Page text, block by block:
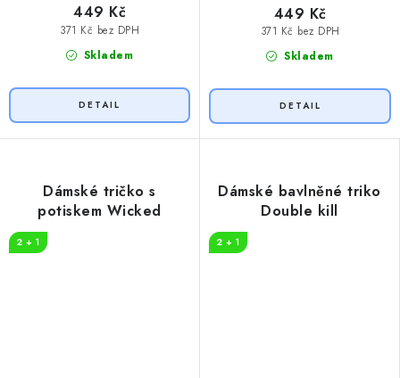
Skladem
371 Kč bez DPH
449 Kč
Skladem
371 Kč bez DPH
449 Kč
Dámské tričko s
potiskem Wicked
2 + 1
Dámské bavlněné triko
Double kill
2 + 1